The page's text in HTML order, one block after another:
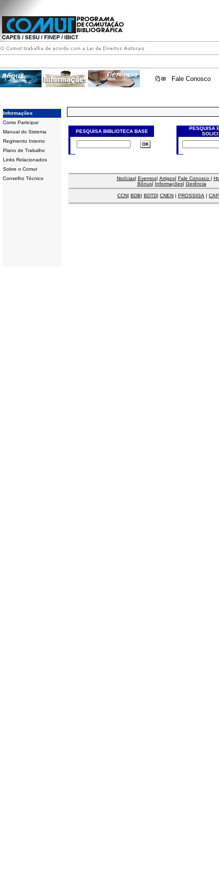
Fale Conosco
Informações
Como Participar
Manual do Sistema
Regimento Interno
Plano de Trabalho
Links Relacionados
Sobre o Comut
Conselho Técnico
PESQUISA BIBLIOTECA BASE
PESQUISA
Notícias| Eventos| Artigos| Fale Conosco |
Bônus| Informações| Gerência
CCN| BDB| BDTD| CNEN | PROSSIGA |